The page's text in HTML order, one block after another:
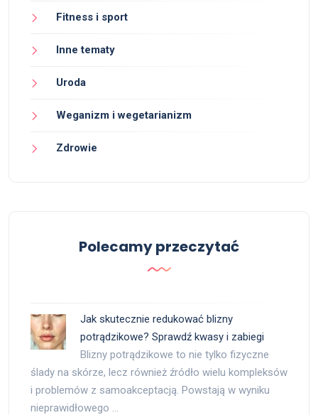
Fitness i sport
Inne tematy
Uroda
Weganizm i wegetarianizm
Zdrowie
Polecamy przeczytać
Jak skutecznie redukować blizny
potrądzikowe? Sprawdź kwasy i zabiegi
Blizny potrądzikowe to nie tylko fizyczne
ślady na skórze, lecz również źródło wielu kompleksów
i problemów z samoakceptacją. Powstają w wyniku
nieprawidłowego …